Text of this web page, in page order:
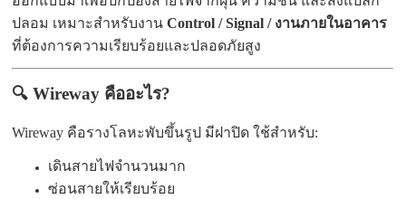
ปลอม เหมาะสำหรับงานControl / Signal / งานภายในอาคาร
ที่ต้องการความเรียบร้อยและปลอดภัยสูง
🔍 Wireway คืออะไร?
Wireway คือรางโลหะพับขึ้นรูป มีฝาปิด ใช้สำหรับ:
เดินสายไฟจำนวนมาก
ซ่อนสายให้เรียบร้อย